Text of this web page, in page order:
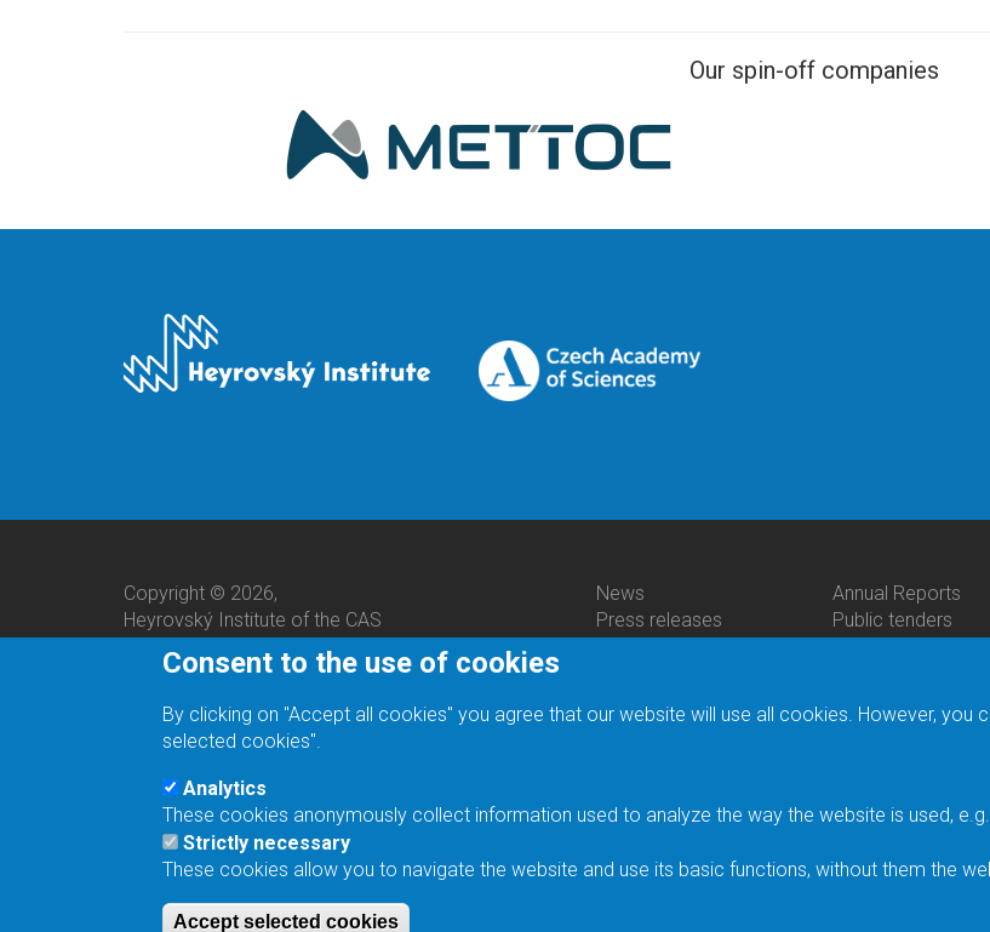
Our spin-off companies
Copyright © 2026,
Heyrovský Institute of the CAS
We are a responsible employer.
Bottom
Menu
News
Press releases
Festive Lectures
History of the Institute
Gallery of personalities
Status of Rudolf
Bottom
Menu
Annual Reports
Public tenders
General terms and
Processing
Accessibility
Consent to the use of cookies
By clicking on "Accept all cookies" you agree that our website will use all cookies. However,
selected cookies".
Analytics
These cookies anonymously collect information used to analyze the way the website is used,
Strictly necessary
These cookies allow you to navigate the website and use its basic functions, without them the
Accept selected cookies